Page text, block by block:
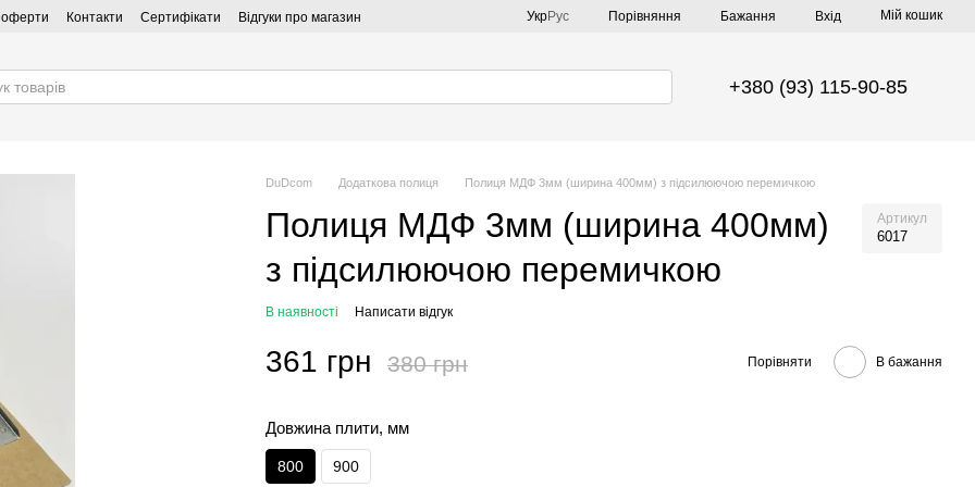
оферти Контакти Сертифікати Відгуки про магазин УкрРус Порівняння Бажання Вхід Мій кошик
+380 (93) 115-90-85
DuDcom Додаткова полиця Полиця МДФ 3мм (ширина 400мм) з підсилюючою перемичкою
Полиця МДФ 3мм (ширина 400мм)
з підсилюючою перемичкою
Артикул
6017
В наявності Написати відгук
361 грн 380 грн Порівняти В бажання
Довжина плити, мм
800 900